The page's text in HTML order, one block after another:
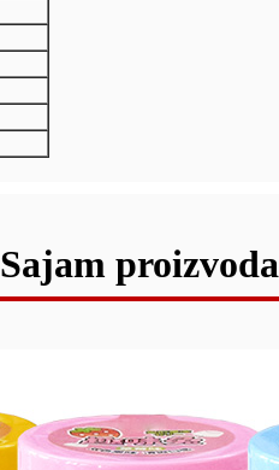
Sajam proizvoda